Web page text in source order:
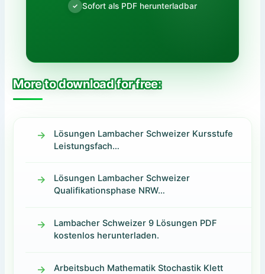
✓ Sofort als PDF herunterladbar
More to download for free:
Lösungen Lambacher Schweizer Kursstufe
Leistungsfach…
Lösungen Lambacher Schweizer
Qualifikationsphase NRW…
Lambacher Schweizer 9 Lösungen PDF
kostenlos herunterladen.
Arbeitsbuch Mathematik Stochastik Klett